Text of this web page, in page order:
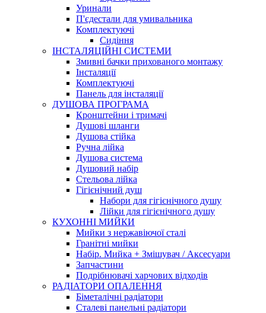
Уринали
П'єдестали для умивальника
Комплектуючі
Сидіння
ІНСТАЛЯЦІЙНІ СИСТЕМИ
Змивні бачки прихованого монтажу
Інсталяції
Комплектуючі
Панель для інсталяції
ДУШОВА ПРОГРАМА
Кронштейни і тримачі
Душові шланги
Душова стійка
Ручна лійка
Душова система
Душовий набір
Стельова лійка
Гігієнічний душ
Набори для гігієнічного душу
Лійки для гігієнічного душу
КУХОННІ МИЙКИ
Мийки з нержавіючої сталі
Гранітні мийки
Набір. Мийка + Змішувач / Аксесуари
Запчастини
Подрібнювачі харчових відходів
РАДІАТОРИ ОПАЛЕННЯ
Біметалічні радіатори
Сталеві панельні радіатори